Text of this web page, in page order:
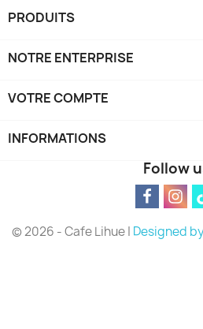
PRODUITS
NOTRE ENTERPRISE
VOTRE COMPTE
INFORMATIONS
Follow
© 2026 - Cafe Lihue | Designed